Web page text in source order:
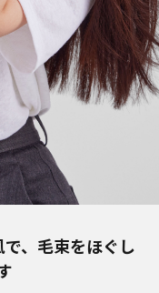
、毛束をほぐし